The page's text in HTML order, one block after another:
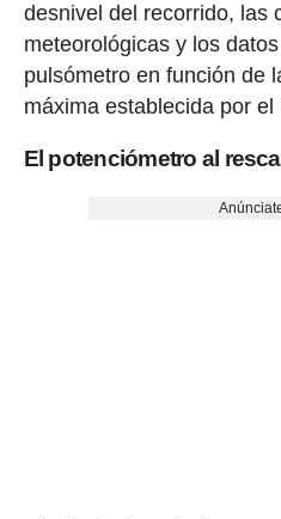
desnivel del recorrido, las
meteorológicas y los
pulsómetro en función de
máxima establecida por el
El potenciómetro al